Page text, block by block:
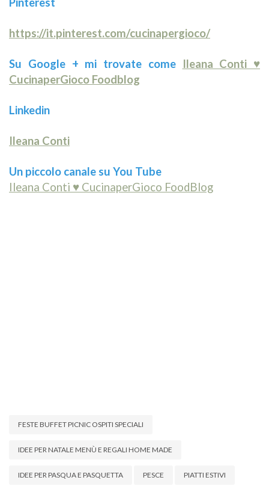
https://it.pinterest.com/cucinapergioco/
Su Google + mi trovate come Ileana Conti ♥
CucinaperGioco Foodblog
Linkedin
Ileana Conti
Un piccolo canale su You Tube
Ileana Conti ♥ CucinaperGioco FoodBlog
FESTE BUFFET PICNIC OSPITI SPECIALI
IDEE PER NATALE MENÙ E REGALI HOME MADE
IDEE PER PASQUA E PASQUETTA PESCE PIATTI ESTIVI